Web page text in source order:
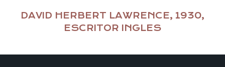
DAVID HERBERT LAWRENCE, 1930,
ESCRITOR INGLES